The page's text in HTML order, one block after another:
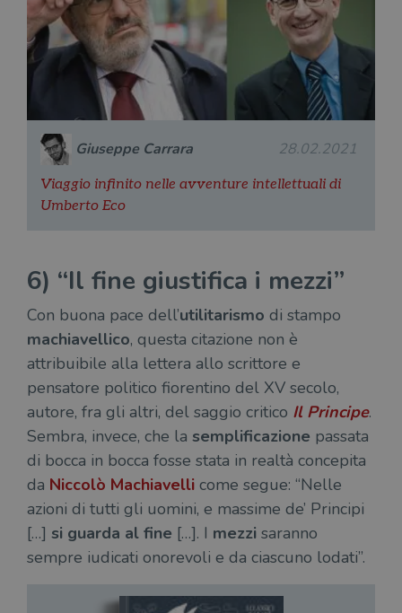
Giuseppe Carrara 28.02.2021
Viaggio infinito nelle avventure intellettuali di
Umberto Eco
6) “Il fine giustifica i mezzi”
Con buona pace dell’utilitarismo di stampo
machiavellico, questa citazione non è
attribuibile alla lettera allo scrittore e
pensatore politico fiorentino del XV secolo,
autore, fra gli altri, del saggio critico Il Principe.
Sembra, invece, che la semplificazione passata
di bocca in bocca fosse stata in realtà concepita
da Niccolò Machiavelli come segue: “Nelle
azioni di tutti gli uomini, e massime de’ Principi
[…] si guarda al fine […]. I mezzi saranno
sempre iudicati onorevoli e da ciascuno lodati”.